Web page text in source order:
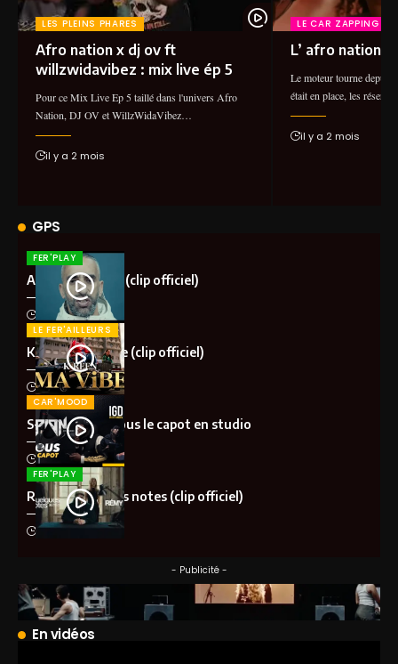
LES PLEINS PHARES
Afro nation x dj ov ft
willzwidavibez : mix live ép 5
Pour ce Mix Live Ep 5 taillé dans l'univers Afro
Nation, DJ OV et WillzWidaVibez…
il y a 2 mois
LE CAR ZAPPING
L’ afro nation
Le moteur tourne depuis
était en place, les
il y a 2 mois
GPS
FER'PLAY
Aketo – Khalota (clip officiel)
il y a 2 mois
LE FER'AILLEURS
K-Reen – Ma vibe (clip officiel)
il y a 2 mois
CAR'MOOD
S-Pion (IGD) – Sous le capot en studio
il y a 2 mois
FER'PLAY
Rémy – Quelques notes (clip officiel)
il y a 2 mois
- Publicité -
En vidéos